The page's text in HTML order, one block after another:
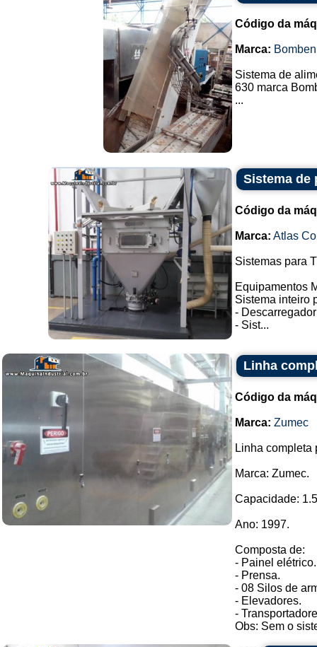
Código da
Marca: Bomben
Sistema de
630 marca
...
Sistema de
Código da
Marca: Atlas
Sistemas para
Equipamentos
Sistema inteiro
-
- Sist...
Linha
Código da
Marca: Zumec
Linha completa
Marca: Zumec.
Capacidade:
Ano: 1997.
Composta de:
- Painel elétrico.
- Prensa.
- 08 Silos de
- Elevadores.
-
Obs: Sem o